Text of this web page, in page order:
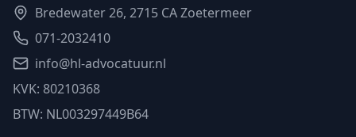
Bredewater 26, 2715 CA Zoetermeer
071-2032410
info@hl-advocatuur.nl
KVK: 80210368
BTW: NL003297449B64